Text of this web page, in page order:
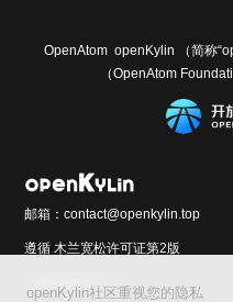
OpenAtom openKylin （简称
（OpenAtom
邮箱：contact@openkylin.top
遵循 木兰宽松许可证第2版
（MulanPSL2）
openKylin社区重视您的隐私